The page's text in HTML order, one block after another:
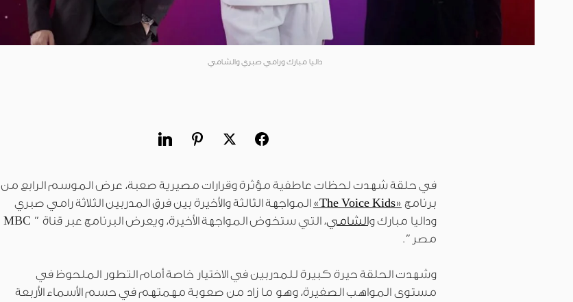
داليا مبارك ورامي صبري والشامي
في حلقة شهدت لحظات عاطفية مؤثرة وقرارات مصيرية صعبة، عرض الموسم الرابع من
برنامج «The Voice Kids»
المواجهة الثالثة والأخيرة بين فرق المدربين الثلاثة رامي صبري
وداليا مبارك والشامي
، التي ستخوض المواجهة الأخيرة، ويعرض البرنامج عبر قناة ” MBC
مصر”.
وشهدت الحلقة حيرة كبيرة للمدربين في الاختيار خاصة أمام التطور الملحوظ في
مستوى المواهب الصغيرة، وهو ما زاد من صعوبة مهمتهم في حسم الأسماء الأربعة